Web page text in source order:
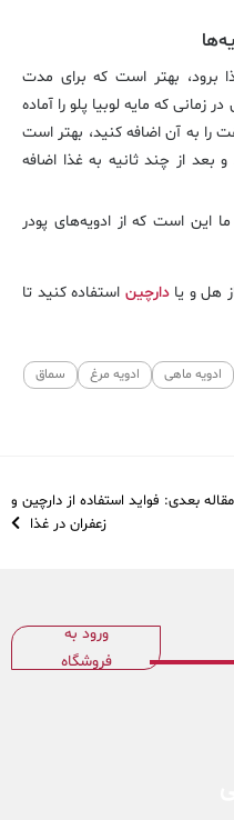
برود، بهتر است که برای مدت
که مایه لوبیا پلو را آماده
را به آن اضافه کنید، بهتر است
بعد از چند ثانیه به غذا اضافه
این است که از ادویه‌های پودر
دارچین استفاده کنید تا
ادویه ماهی ادویه مرغ سماق
مقاله بعدی: فواید استفاده از دارچین و
زعفران در غذا
ورود به
فروشگاه